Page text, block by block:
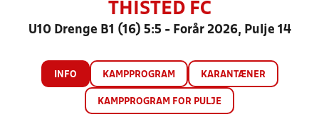
THISTED FC
U10 Drenge B1 (16) 5:5 - Forår 2026, Pulje 14
INFO KAMPPROGRAM KARANTÆNER
KAMPPROGRAM FOR PULJE